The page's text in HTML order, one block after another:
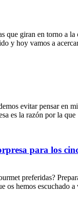
que giran en torno a
y hoy vamos a
evitar pensar en
es la razón por la que
para los
preferidas?
os hemos escuchado